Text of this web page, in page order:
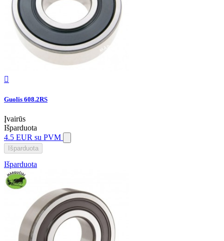

Guolis 608.2RS
Įvairūs
Išparduota
4.5 EUR su PVM
Išparduota
Išparduota